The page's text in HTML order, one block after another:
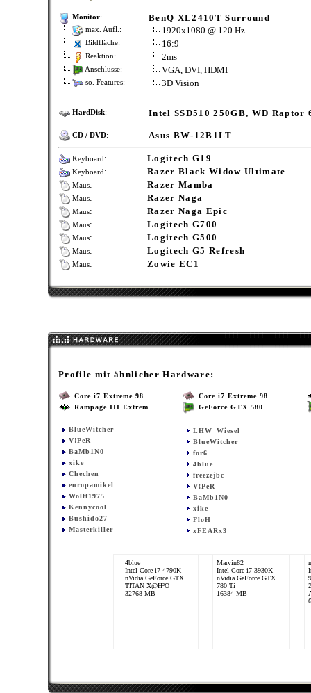
Monitor: BenQ XL2410T Surround
max. Aufl.: 1920x1080 @ 120 Hz
Bildfläche: 16:9
Reaktion: 2ms
Anschlüsse: VGA, DVI, HDMI
so. Features: 3D Vision
HardDisk: Intel SSD510 250GB, WD Raptor
CD / DVD: Asus BW-12B1LT
Keyboard: Logitech G19
Keyboard: Razer Black Widow Ultimate
Maus: Razer Mamba
Maus: Razer Naga
Maus: Razer Naga Epic
Maus: Logitech G700
Maus: Logitech G500
Maus: Logitech G5 Refresh
Maus: Zowie EC1
Profile mit ähnlicher Hardware:
Core i7 Extreme 98
Rampage III Extrem
BlueWitcher
V!PeR
BaMb1N0
xike
Chechen
europamikel
Wolff1975
Kennycool
Bushido27
Masterkiller
Core i7 Extreme 98
GeForce GTX 580
LHW_Wiesel
BlueWitcher
for6
4blue
freezejbc
V!PeR
BaMb1N0
xike
FloH
xFEARx3
4blue
Intel Core i7 4790K
nVidia GeForce GTX
TITAN X@H²O
32768 MB
Marvin82
Intel Core i7 3930K
nVidia GeForce GTX
780 Ti
16384 MB
nVidia GeForce GTX